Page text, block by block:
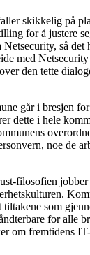
skikkelig på
for å justere
Netsecurity, så det
med
den tette
går i bresjen
dette i hele
noe de
filosofien jobber
tiltakene som
for alle
om fremtidens